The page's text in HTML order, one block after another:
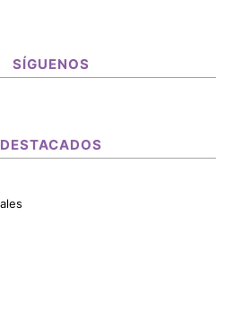
SÍGUENOS
DESTACADOS